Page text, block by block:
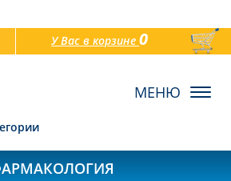
У Вас в корзине0
товаров